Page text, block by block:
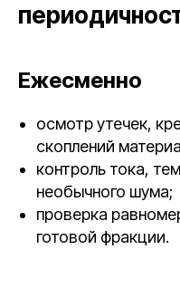
Ежесменно
осмотр утечек,
скоплений
контроль тока,
необычного шума;
проверка
готовой фракции.